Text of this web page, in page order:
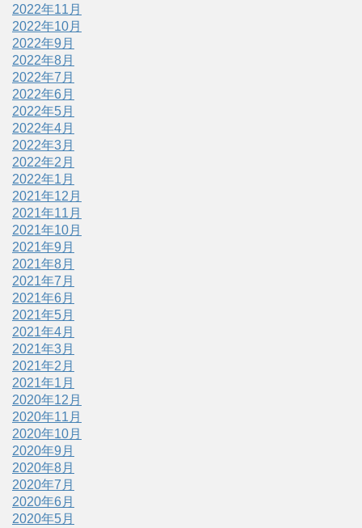
2022年11月
2022年10月
2022年9月
2022年8月
2022年7月
2022年6月
2022年5月
2022年4月
2022年3月
2022年2月
2022年1月
2021年12月
2021年11月
2021年10月
2021年9月
2021年8月
2021年7月
2021年6月
2021年5月
2021年4月
2021年3月
2021年2月
2021年1月
2020年12月
2020年11月
2020年10月
2020年9月
2020年8月
2020年7月
2020年6月
2020年5月